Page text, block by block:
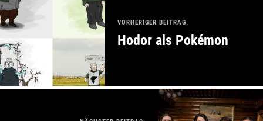
VORHERIGER BEITRAG:
Hodor als Pokémon